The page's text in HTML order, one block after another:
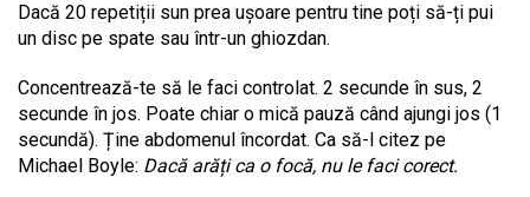
Dacă 20 repetiții sun prea ușoare pentru tine poți să-ți pui
un disc pe spate sau într-un ghiozdan.
Concentrează-te să le faci controlat. 2 secunde în sus, 2
secunde în jos. Poate chiar o mică pauză când ajungi jos (1
secundă). Ține abdomenul încordat. Ca să-l citez pe
Michael Boyle: Dacă arăți ca o focă, nu le faci corect.